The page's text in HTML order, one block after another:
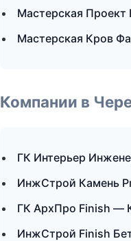
Мастерская
Мастерская Кров
Компании в
ГК Интерьер
ИнжСтрой Камень
ГК АрхПро Finish —
ИнжСтрой Finish